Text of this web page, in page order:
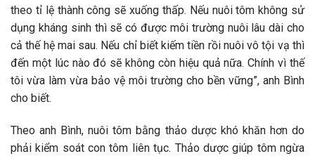
theo tỉ lệ thành công sẽ xuống thấp. Nếu nuôi tôm không sử
dụng kháng sinh thì sẽ có được môi trường nuôi lâu dài cho
cả thế hệ mai sau. Nếu chỉ biết kiếm tiền rồi nuôi vô tội vạ thì
đến một lúc nào đó sẽ không còn hiệu quả nữa. Chính vì thế
tôi vừa làm vừa bảo vệ môi trường cho bền vững”, anh Bình
cho biết.
Theo anh Bình, nuôi tôm bằng thảo dược khó khăn hơn do
phải kiểm soát con tôm liên tục. Thảo dược giúp tôm ngừa